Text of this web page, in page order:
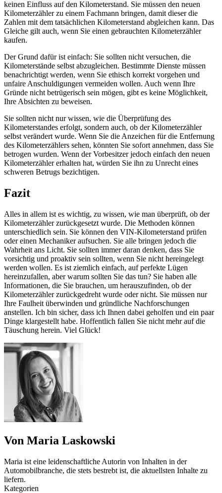
keinen Einfluss auf den Kilometerstand. Sie müssen den neuen
Kilometerzähler zu einem Fachmann bringen, damit dieser die
Zahlen mit dem tatsächlichen Kilometerstand abgleichen kann. Das
Gleiche gilt auch, wenn Sie einen gebrauchten Kilometerzähler
kaufen.
Der Grund dafür ist einfach: Sie sollten nicht versuchen, die
Kilometerstände selbst abzugleichen. Bestimmte Dienste müssen
benachrichtigt werden, wenn Sie ethisch korrekt vorgehen und
unfaire Anschuldigungen vermeiden wollen. Auch wenn Ihre
Gründe nicht betrügerisch sein mögen, gibt es keine Möglichkeit,
Ihre Absichten zu beweisen.
Sie sollten nicht nur wissen, wie die Überprüfung des
Kilometerstandes erfolgt, sondern auch, ob der Kilometerzähler
selbst verändert wurde. Wenn Sie die Anzeichen für die Entfernung
des Kilometerzählers sehen, könnten Sie sofort annehmen, dass Sie
betrogen wurden. Wenn der Vorbesitzer jedoch einfach den neuen
Kilometerzähler erhalten hat, würden Sie ihn zu Unrecht eines
schweren Betrugs bezichtigen.
Fazit
Alles in allem ist es wichtig, zu wissen, wie man überprüft, ob der
Kilometerzähler zurückgesetzt wurde. Die Methoden können
unterschiedlich sein. Sie können den VIN-Kilometerstand prüfen
oder einen Mechaniker aufsuchen. Sie alle bringen jedoch die
Wahrheit ans Licht. Sie sollten immer daran denken, dass Sie
vorsichtig und proaktiv sein sollten, wenn Sie nicht hereingelegt
werden wollen. Es ist ziemlich einfach, auf perfekte Lügen
hereinzufallen, aber warum sollten Sie das tun? Sie haben alle
Informationen, die Sie brauchen, um herauszufinden, ob der
Kilometerzähler zurückgedreht wurde oder nicht. Sie müssen nur
Ihre Faulheit überwinden und gründliche Nachforschungen
anstellen. Ich bin sicher, dass ich Ihnen dabei geholfen und ein paar
Dinge klargestellt habe. Hoffentlich fallen Sie nicht mehr auf die
Täuschung herein. Viel Glück!
Von Maria Laskowski
Maria ist eine leidenschaftliche Autorin von Inhalten in der
Automobilbranche, die stets bestrebt ist, die aktuellsten Inhalte zu
liefern.
Kategorien